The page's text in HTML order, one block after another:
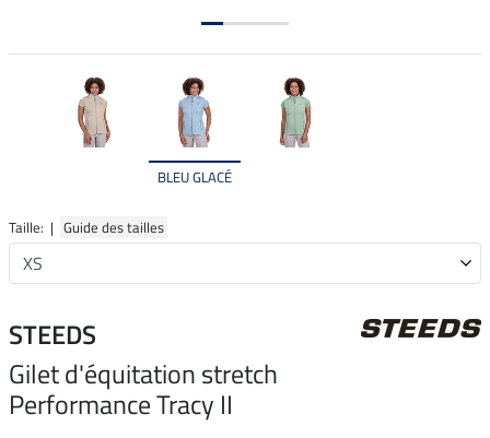
BLEU GLACÉ
Taille: | Guide des tailles
STEEDS
Gilet d'équitation stretch
Performance Tracy II